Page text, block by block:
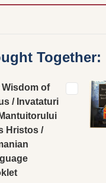
Together:
Wisdom of
/ Invataturi
Hristos /